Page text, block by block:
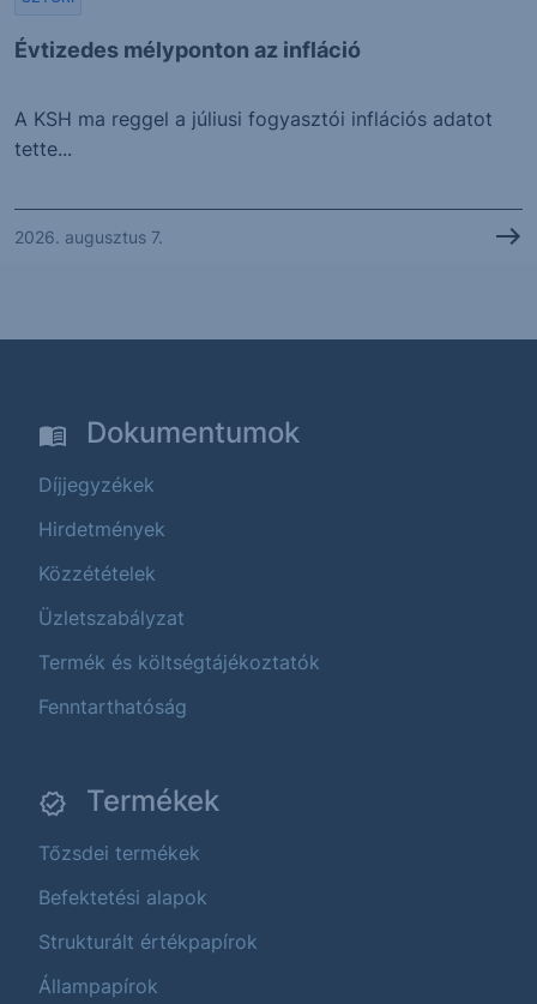
Évtizedes mélyponton az infláció
A KSH ma reggel a júliusi fogyasztói inflációs adatot
tette...
2026. augusztus 7.
Dokumentumok
Díjjegyzékek
Hirdetmények
Közzétételek
Üzletszabályzat
Termék és költségtájékoztatók
Fenntarthatóság
Termékek
Tőzsdei termékek
Befektetési alapok
Strukturált értékpapírok
Állampapírok